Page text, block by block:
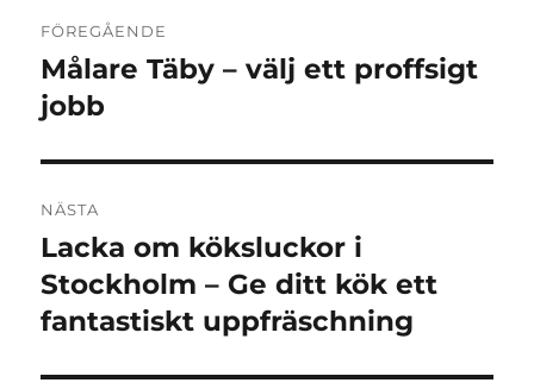
FÖREGÅENDE
Föregående
inlägg:
Målare Täby – välj ett proffsigt
jobb
NÄSTA
Nästa
inlägg:
Lacka om köksluckor i
Stockholm – Ge ditt kök ett
fantastiskt uppfräschning